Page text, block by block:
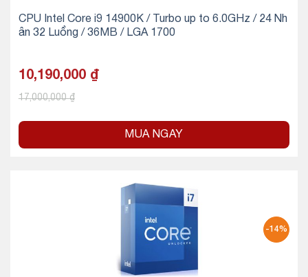
CPU Intel Core i9 14900K / Turbo up to 6.0GHz / 24 Nh
ân 32 Luồng / 36MB / LGA 1700
10,190,000 ₫
17,000,000₫
MUA NGAY
-14%